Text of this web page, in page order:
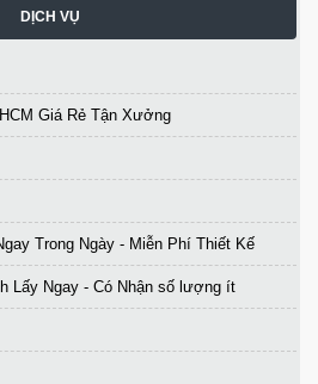
DỊCH VỤ
Giá Rẻ Tận Xưởng
Trong Ngày - Miễn Phí Thiết Kế
Lấy Ngay - Có Nhận số lượng ít